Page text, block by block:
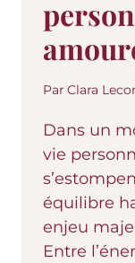
Par Clara
Dans un
vie
équilibre
enjeu
Entre